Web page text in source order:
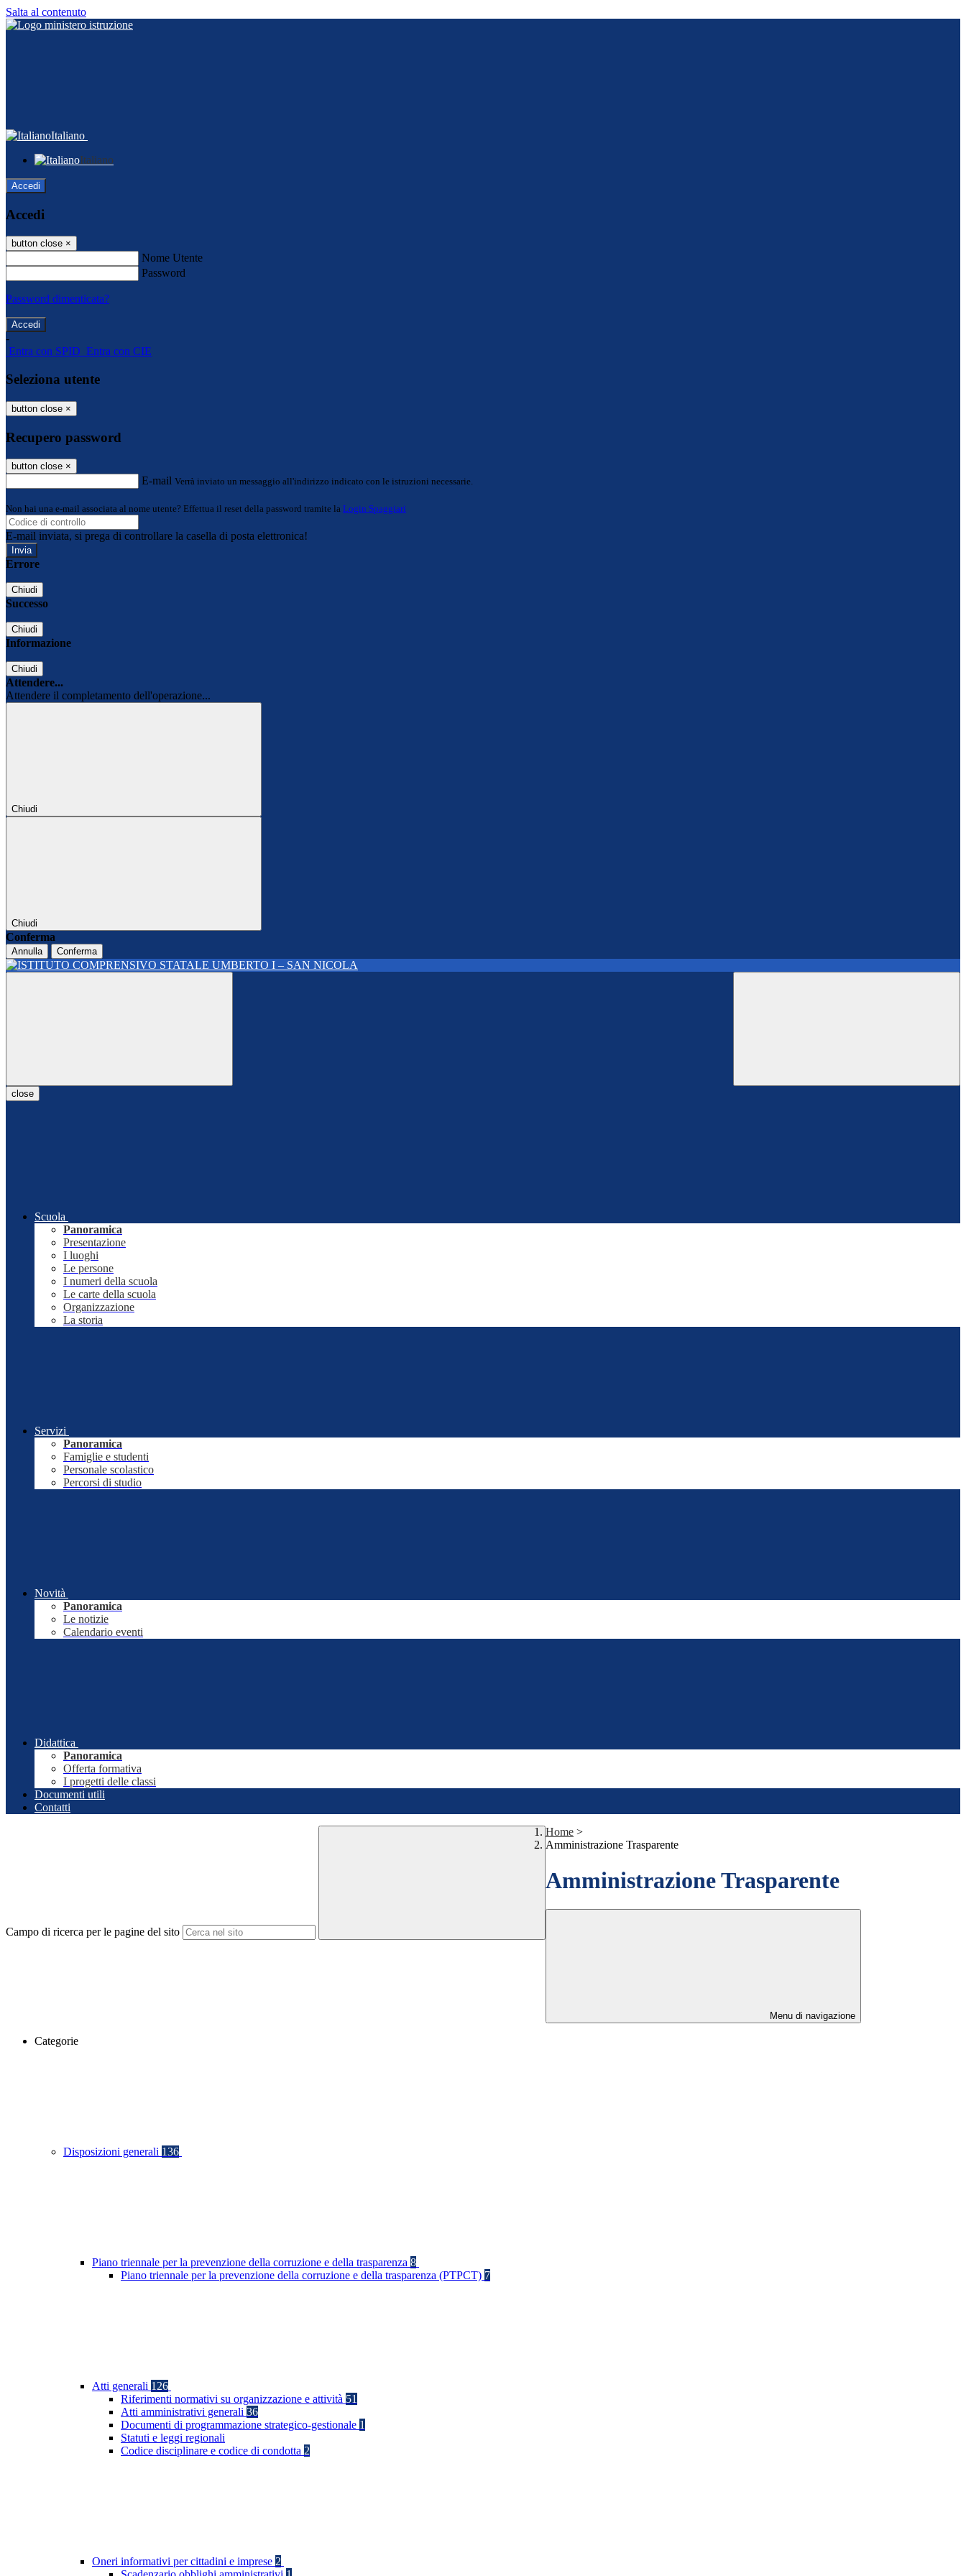
Salta al contenuto
Italiano
Italiano
Accedi
Accedi
button close ×
Nome Utente
Password
Password dimenticata?
-
Entra con SPID Entra con CIE
Seleziona utente
button close ×
Recupero password
button close ×
E-mail Verrà inviato un messaggio all'indirizzo indicato con le istruzioni necessarie.
Non hai una e-mail associata al nome utente? Effettua il reset della password tramite la Login Spaggiari
E-mail inviata, si prega di controllare la casella di posta elettronica!
Errore
Chiudi
Successo
Chiudi
Informazione
Chiudi
Attendere...
Attendere il completamento dell'operazione...
Chiudi
Chiudi
Conferma
Annulla Conferma
close
Scuola
Panoramica
Presentazione
I luoghi
Le persone
I numeri della scuola
Le carte della scuola
Organizzazione
La storia
Servizi
Panoramica
Famiglie e studenti
Personale scolastico
Percorsi di studio
Novità
Panoramica
Le notizie
Calendario eventi
Didattica
Panoramica
Offerta formativa
I progetti delle classi
Documenti utili
Contatti
Campo di ricerca per le pagine del sito
Home >
Amministrazione Trasparente
Amministrazione Trasparente
Menu di navigazione
Categorie
Disposizioni generali 136
Piano triennale per la prevenzione della corruzione e della trasparenza 8
Piano triennale per la prevenzione della corruzione e della trasparenza (PTPCT) 7
Atti generali 126
Riferimenti normativi su organizzazione e attività 51
Atti amministrativi generali 36
Documenti di programmazione strategico-gestionale 1
Statuti e leggi regionali
Codice disciplinare e codice di condotta 2
Oneri informativi per cittadini e imprese 2